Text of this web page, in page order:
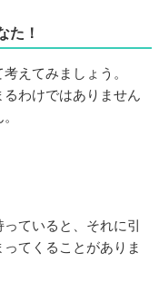
！
えてみましょう。
わけではありません
ていると、それに引
てくることがありま